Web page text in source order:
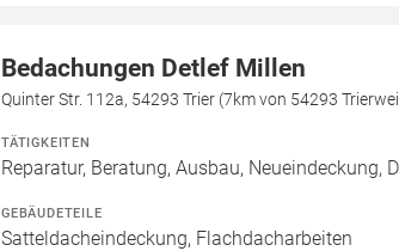
Bedachungen Detlef Millen
Quinter Str. 112a, 54293 Trier (7km von 54293
TÄTIGKEITEN
Reparatur, Beratung, Ausbau, Neueindeckung,
GEBÄUDETEILE
Satteldacheindeckung, Flachdacharbeiten